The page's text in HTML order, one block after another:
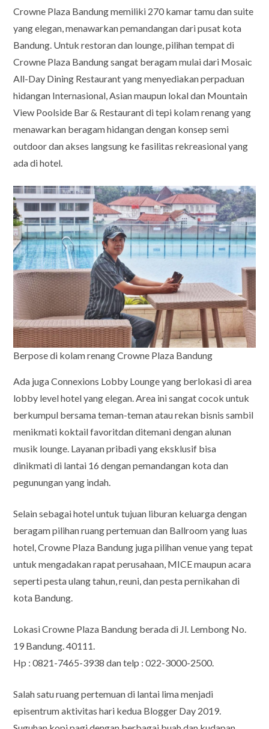
Crowne Plaza Bandung memiliki 270 kamar tamu dan suite
yang elegan, menawarkan pemandangan dari pusat kota
Bandung. Untuk restoran dan lounge, pilihan tempat di
Crowne Plaza Bandung sangat beragam mulai dari Mosaic
All-Day Dining Restaurant yang menyediakan perpaduan
hidangan Internasional, Asian maupun lokal dan Mountain
View Poolside Bar & Restaurant di tepi kolam renang yang
menawarkan beragam hidangan dengan konsep semi
outdoor dan akses langsung ke fasilitas rekreasional yang
ada di hotel.
Berpose di kolam renang Crowne Plaza Bandung
Ada juga Connexions Lobby Lounge yang berlokasi di area
lobby level hotel yang elegan. Area ini sangat cocok untuk
berkumpul bersama teman-teman atau rekan bisnis sambil
menikmati koktail favoritdan ditemani dengan alunan
musik lounge. Layanan pribadi yang eksklusif bisa
dinikmati di lantai 16 dengan pemandangan kota dan
pegunungan yang indah.
Selain sebagai hotel untuk tujuan liburan keluarga dengan
beragam pilihan ruang pertemuan dan Ballroom yang luas
hotel, Crowne Plaza Bandung juga pilihan venue yang tepat
untuk mengadakan rapat perusahaan, MICE maupun acara
seperti pesta ulang tahun, reuni, dan pesta pernikahan di
kota Bandung.
Lokasi Crowne Plaza Bandung berada di Jl. Lembong No.
19 Bandung. 40111.
Hp : 0821-7465-3938 dan telp : 022-3000-2500.
Salah satu ruang pertemuan di lantai lima menjadi
episentrum aktivitas hari kedua Blogger Day 2019.